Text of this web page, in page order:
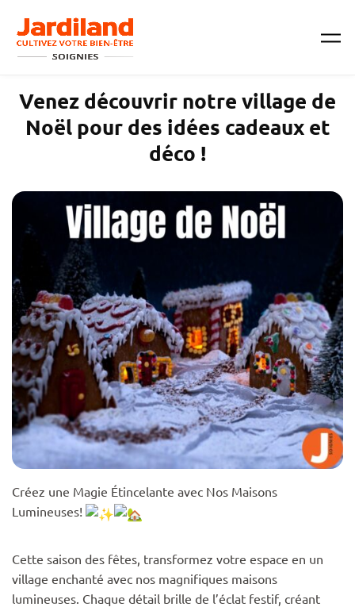
Venez découvrir notre village de
Noël pour des idées cadeaux et
déco !
Créez une Magie Étincelante avec Nos Maisons
Lumineuses!
Cette saison des fêtes, transformez votre espace en un
village enchanté avec nos magnifiques maisons
lumineuses. Chaque détail brille de l’éclat festif, créant